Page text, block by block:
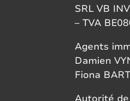
SRL VB
– TVA
Agents
Damien
Fiona
Autorité